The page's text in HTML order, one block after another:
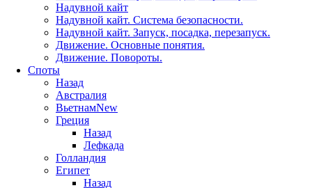
Надувной кайт
Надувной кайт. Система безопасности.
Надувной кайт. Запуск, посадка, перезапуск.
Движение. Основные понятия.
Движение. Повороты.
Споты
Назад
Австралия
ВьетнамNew
Греция
Назад
Лефкада
Голландия
Египет
Назад